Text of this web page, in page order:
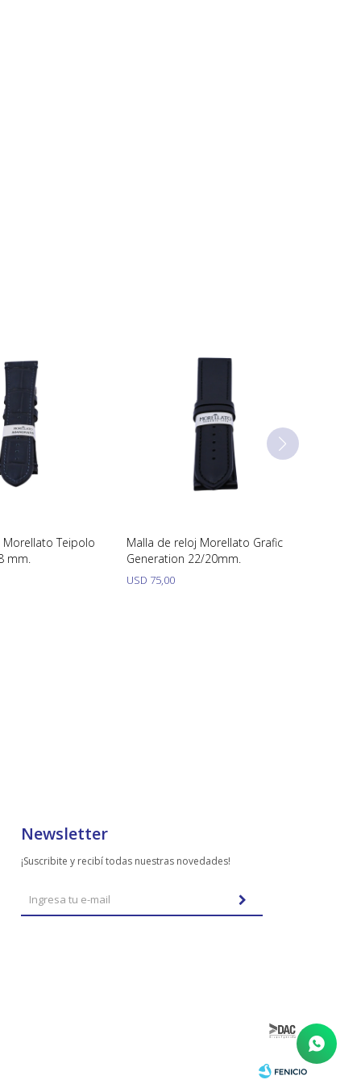
Teipolo
mm.
Malla de reloj Morellato Grafic
Generation 22/20mm.
USD 75,00
Newsletter
¡Suscribite y recibí todas nuestras novedades!